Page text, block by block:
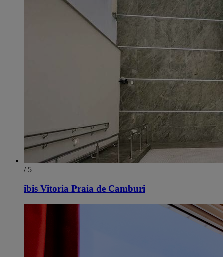
/ 5
ibis Vitoria Praia de Camburi